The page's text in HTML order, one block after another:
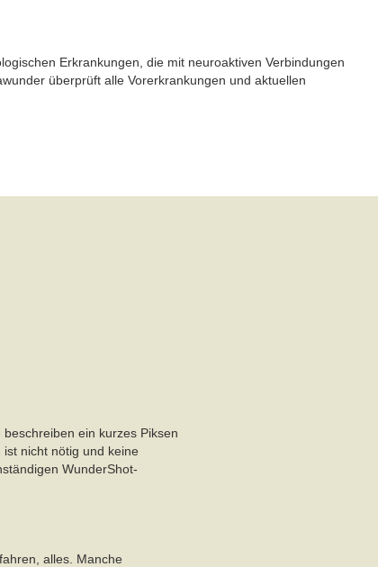
Erkrankungen, die mit neuroaktiven Verbindungen
überprüft alle Vorerkrankungen und aktuellen
ein kurzes Piksen
nicht nötig und keine
WunderShot-
alles. Manche